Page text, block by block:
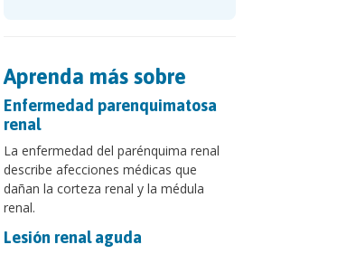
Aprenda más sobre
Enfermedad parenquimatosa
renal
La enfermedad del parénquima renal
describe afecciones médicas que
dañan la corteza renal y la médula
renal.
Lesión renal aguda